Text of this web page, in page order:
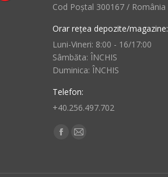
Cod Poștal 300167 / România
Orar rețea depozite/magazine:
Luni-Vineri: 8:00 - 16/17:00
Sâmbăta: ÎNCHIS
Duminica: ÎNCHIS
Telefon:
+40.256.497.702
Find us on:
Facebook
Mail